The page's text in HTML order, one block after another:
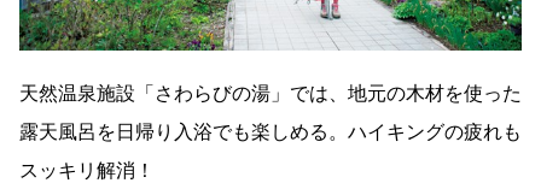
天然温泉施設「さわらびの湯」では、地元の木材を使った
露天風呂を日帰り入浴でも楽しめる。ハイキングの疲れも
スッキリ解消！